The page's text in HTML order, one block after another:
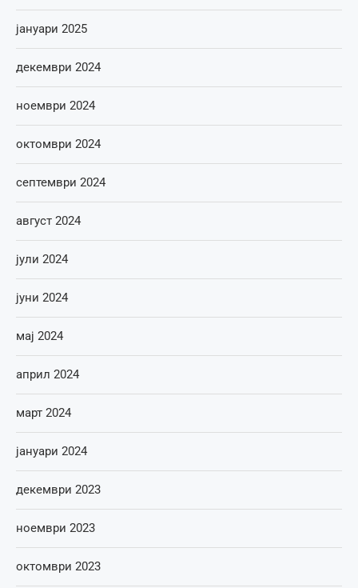
јануари 2025
декември 2024
ноември 2024
октомври 2024
септември 2024
август 2024
јули 2024
јуни 2024
мај 2024
април 2024
март 2024
јануари 2024
декември 2023
ноември 2023
октомври 2023